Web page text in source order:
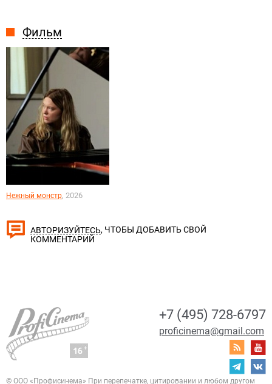
Фильм
Нежный монстр, 2026
АВТОРИЗУЙТЕСЬ, ЧТОБЫ ДОБАВИТЬ СВОЙ
КОММЕНТАРИЙ
+7 (495) 728-6797
proficinema@gmail.com
© ООО «Профисинема» При перепечатке, цитировании и любом другом